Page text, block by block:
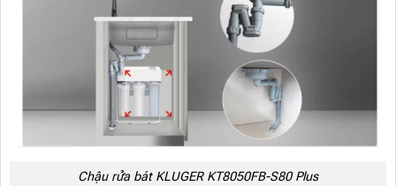
Chậu rửa bát KLUGER KT8050FB-S80 Plus